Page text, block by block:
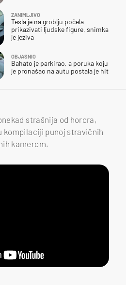
ZANIMLJIVO
Tesla je na groblju počela
prikazivati ljudske figure, snimka
je jeziva
OBJASNIO
Bahato je parkirao, a poruka koju
je pronašao na autu postala je hit
strašnija od horora,
kompilaciji punoj stravičnih
kamerom.